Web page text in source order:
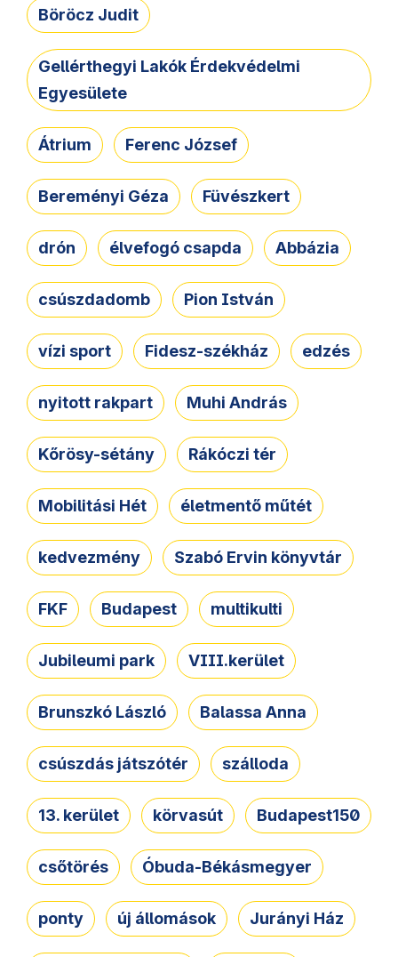
Böröcz Judit
Gellérthegyi Lakók Érdekvédelmi
Egyesülete
Átrium Ferenc József
Bereményi Géza Füvészkert
drón élvefogó csapda Abbázia
csúszdadomb Pion István
vízi sport Fidesz-székház edzés
nyitott rakpart Muhi András
Kőrösy-sétány Rákóczi tér
Mobilitási Hét életmentő műtét
kedvezmény Szabó Ervin könyvtár
FKF Budapest multikulti
Jubileumi park VIII.kerület
Brunszkó László Balassa Anna
csúszdás játszótér szálloda
13. kerület körvasút Budapest150
csőtörés Óbuda-Békásmegyer
ponty új állomások Jurányi Ház